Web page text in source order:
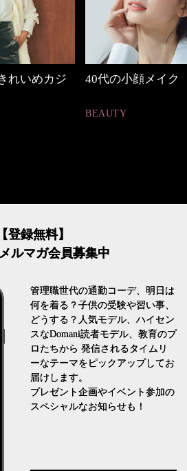
ク
優木まおみさん「
【登録無料】
ルマガ会員募集中
管理職世代の通勤コーデ、明日は
何を着る？子供の受験や習い事、
どうする？人気モデル、ハイセン
スなDomani読者モデル、教育のプ
ロたちから 発信されるタイムリ
ーなテーマをピックアップしてお
届けします。
プレゼント企画やイベント参加の
スペシャルなお知らせも！